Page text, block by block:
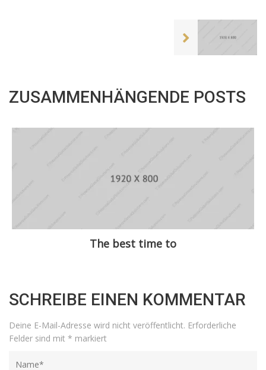
ZUSAMMENHÄNGENDE POSTS
The best time to
SCHREIBE EINEN KOMMENTAR
Deine E-Mail-Adresse wird nicht veröffentlicht. Erforderliche
Felder sind mit * markiert